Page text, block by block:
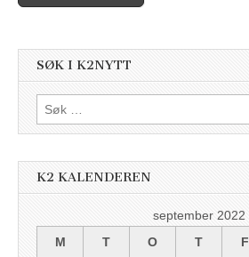
SØK I K2NYTT
Søk
etter:
K2 KALENDEREN
september 2022
M
T O T F